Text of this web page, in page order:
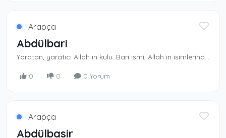
Arapça
Abdülbari
Yaratan, yaratıcı Allah ın kulu. Bari ismi, Al­lah ın isimlerindendir. Abd takısı al­madan kullanılmaz. Yaratan, yaratıcı olan Allah ın kulu.
0 0 0 Yorum
Arapça
Abdülbasir